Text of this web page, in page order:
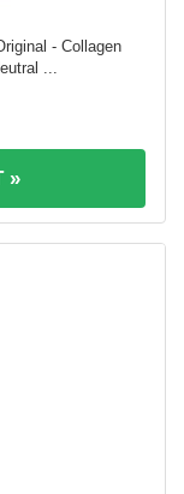
- Collagen
...
»